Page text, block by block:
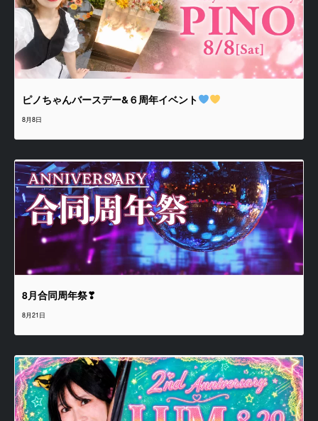
ピノちゃんバースデー&６周年イベント
8月8日
8月合同周年祭❣
8月21日